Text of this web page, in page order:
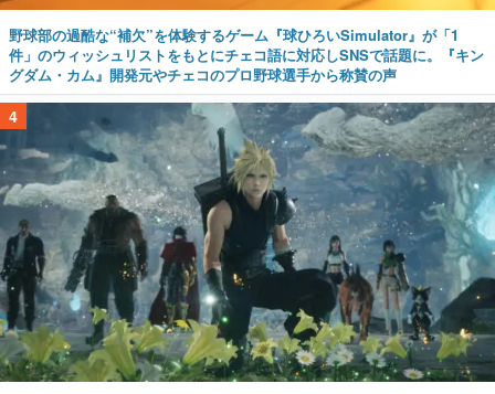
野球部の過酷な“補欠”を体験するゲーム『球ひろいSimulator』が「1
件」のウィッシュリストをもとにチェコ語に対応しSNSで話題に。『キン
グダム・カム』開発元やチェコのプロ野球選手から称賛の声
4